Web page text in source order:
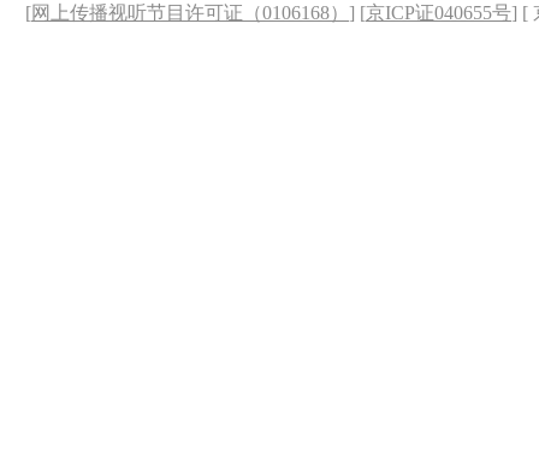
[网上传播视听节目许可证（0106168） ] [京ICP证040655号] [